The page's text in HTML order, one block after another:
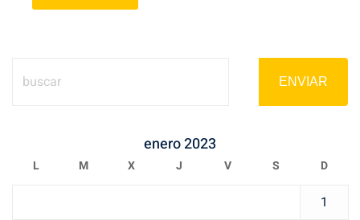
ENVIAR
enero 2023
L M X J V S D
1